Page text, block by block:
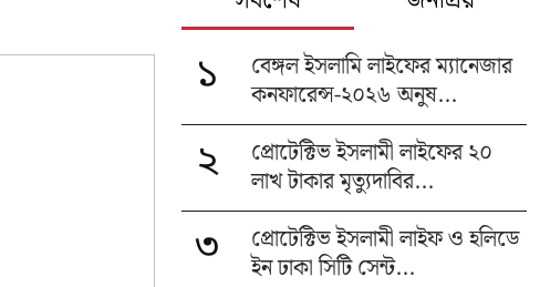
১
বেঙ্গল ইসলামি লাইফের ম্যানেজার
কনফারেন্স-২০২৬ অনুষ...
২
প্রোটেক্টিভ ইসলামী লাইফের ২০
লাখ টাকার মৃত্যুদাবির...
৩
প্রোটেক্টিভ ইসলামী লাইফ ও হলিডে
ইন ঢাকা সিটি সেন্ট...